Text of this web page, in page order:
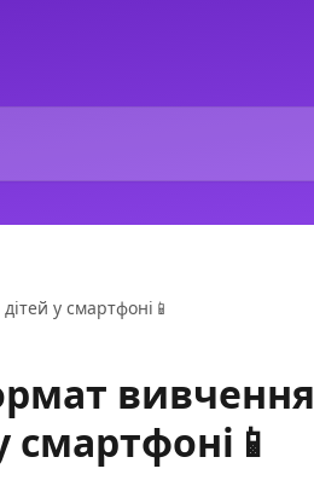
у смартфоні📱
вивчення
смартфоні📱